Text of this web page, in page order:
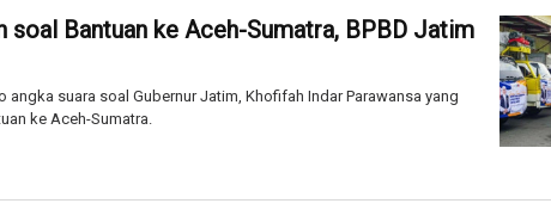
soal Bantuan ke Aceh-Sumatra, BPBD Jatim
angka suara soal Gubernur Jatim, Khofifah Indar Parawansa yang
ke Aceh-Sumatra.